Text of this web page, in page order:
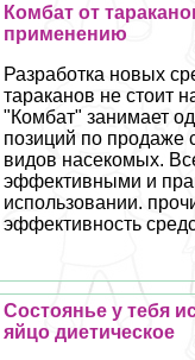
Комбат от
применению
Разработка новых
таpaканов не стоит
"Комбат" занимает
позиций по продаже
видов насекомых.
эффективными и
использовании.
эффективность
Состоянье у тебя
яйцо диетическое